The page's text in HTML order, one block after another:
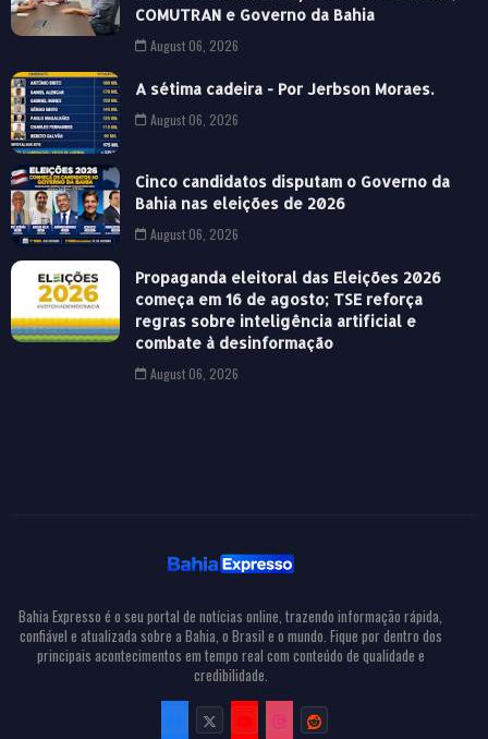
COMUTRAN e Governo da Bahia
August 06, 2026
A sétima cadeira - Por Jerbson Moraes.
August 06, 2026
Cinco candidatos disputam o Governo da
Bahia nas eleições de 2026
August 06, 2026
Propaganda eleitoral das Eleições 2026
começa em 16 de agosto; TSE reforça
regras sobre inteligência artificial e
combate à desinformação
August 06, 2026
Bahia Expresso é o seu portal de notícias online, trazendo informação rápida,
confiável e atualizada sobre a Bahia, o Brasil e o mundo. Fique por dentro dos
principais acontecimentos em tempo real com conteúdo de qualidade e
credibilidade.